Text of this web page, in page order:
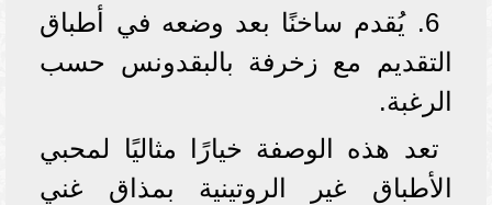
6. يُقدم ساخنًا بعد وضعه في أطباق
التقديم مع زخرفة بالبقدونس حسب
الرغبة.
تعد هذه الوصفة خيارًا مثاليًا لمحبي
الأطباق غير الروتينية بمذاق غني